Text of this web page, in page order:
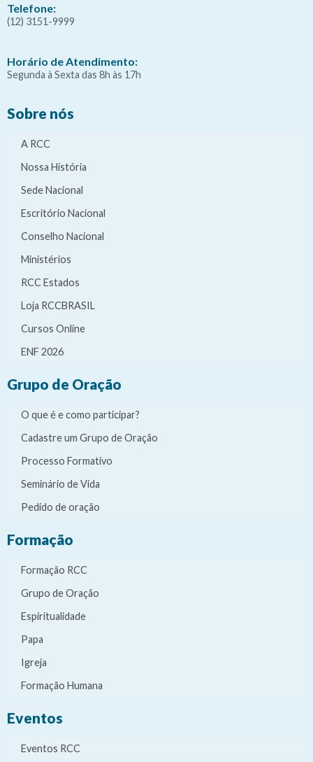
Telefone:
(12) 3151-9999
Horário de Atendimento:
Segunda à Sexta das 8h às 17h
Sobre nós
A RCC
Nossa História
Sede Nacional
Escritório Nacional
Conselho Nacional
Ministérios
RCC Estados
Loja RCCBRASIL
Cursos Online
ENF 2026
Grupo de Oração
O que é e como participar?
Cadastre um Grupo de Oração
Processo Formativo
Seminário de Vida
Pedido de oração
Formação
Formação RCC
Grupo de Oração
Espiritualidade
Papa
Igreja
Formação Humana
Eventos
Eventos RCC